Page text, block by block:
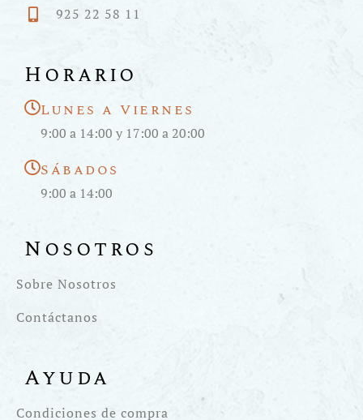
925 22 58 11
Horario
Lunes a Viernes
9:00 a 14:00 y 17:00 a 20:00
Sábados
9:00 a 14:00
Nosotros
Sobre Nosotros
Contáctanos
Ayuda
Condiciones de compra